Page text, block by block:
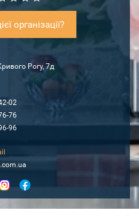
організації?
Рогу, 7д
02
76
96